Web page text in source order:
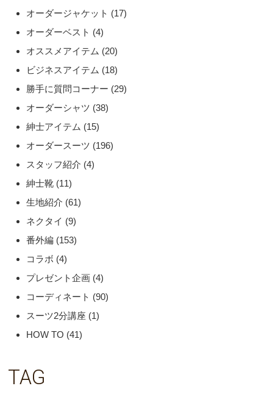
オーダージャケット (17)
オーダーベスト (4)
オススメアイテム (20)
ビジネスアイテム (18)
勝手に質問コーナー (29)
オーダーシャツ (38)
紳士アイテム (15)
オーダースーツ (196)
スタッフ紹介 (4)
紳士靴 (11)
生地紹介 (61)
ネクタイ (9)
番外編 (153)
コラボ (4)
プレゼント企画 (4)
コーディネート (90)
スーツ2分講座 (1)
HOW TO (41)
TAG